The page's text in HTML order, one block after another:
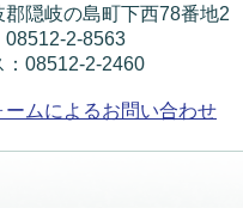
郡隠岐の島町下西78番地2
08512-2-8563
：08512-2-2460
ームによるお問い合わせ